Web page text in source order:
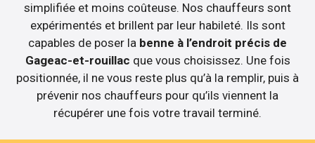
simplifiée et moins coûteuse. Nos chauffeurs sont
expérimentés et brillent par leur habileté. Ils sont
capables de poser la benne à l’endroit précis de
Gageac-et-rouillac que vous choisissez. Une fois
positionnée, il ne vous reste plus qu’à la remplir, puis à
prévenir nos chauffeurs pour qu’ils viennent la
récupérer une fois votre travail terminé.